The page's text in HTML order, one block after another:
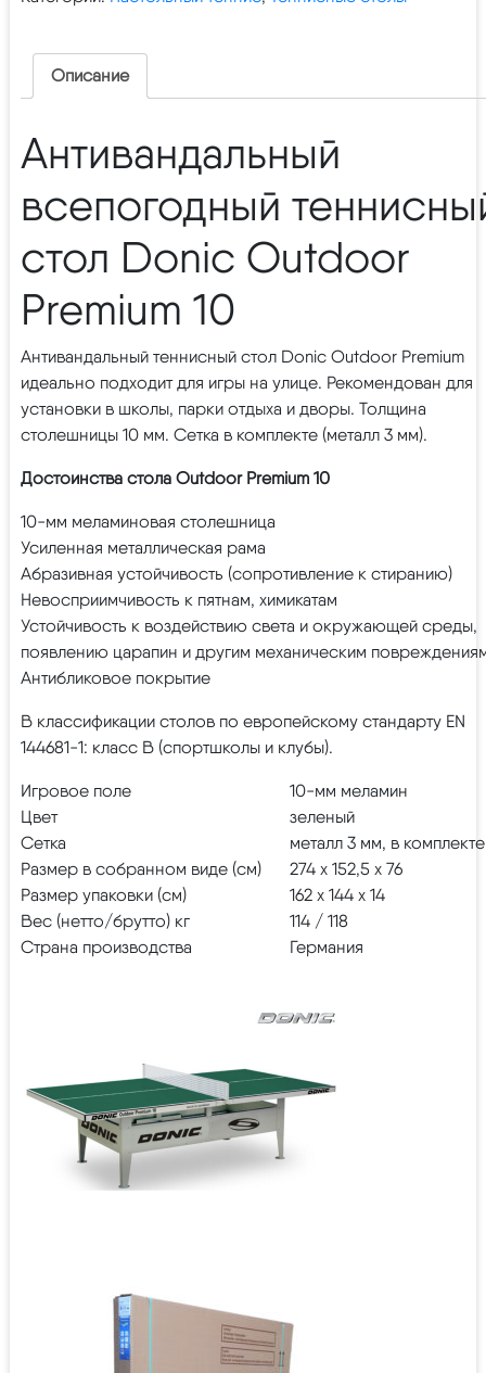
Описание
Антивандальный
всепогодный
стол Donic Outdoor
Premium 10
Антивандальный теннисный стол Donic Outdoor Premium
идеально подходит для игры на улице. Рекомендован для
установки в школы, парки отдыха и дворы. Толщина
столешницы 10 мм. Сетка в комплекте (металл 3 мм).
Достоинства стола Outdoor Premium 10
10-мм меламиновая столешница
Усиленная металлическая рама
Абразивная устойчивость (сопротивление к стиранию)
Невосприимчивость к пятнам, химикатам
Устойчивость к воздействию света и окружающей среды,
появлению царапин и другим механическим
Антибликовое покрытие
В классификации столов по европейскому стандарту EN
144681-1: класс B (спортшколы и клубы).
Игровое поле
10-мм меламин
Цвет
зеленый
Сетка
металл 3 мм, в комплекте
Размер в собранном виде (см)
274 х 152,5 х 76
Размер упаковки (см)
162 х 144 х 14
Вес (нетто/брутто) кг
114 / 118
Страна производства
Германия